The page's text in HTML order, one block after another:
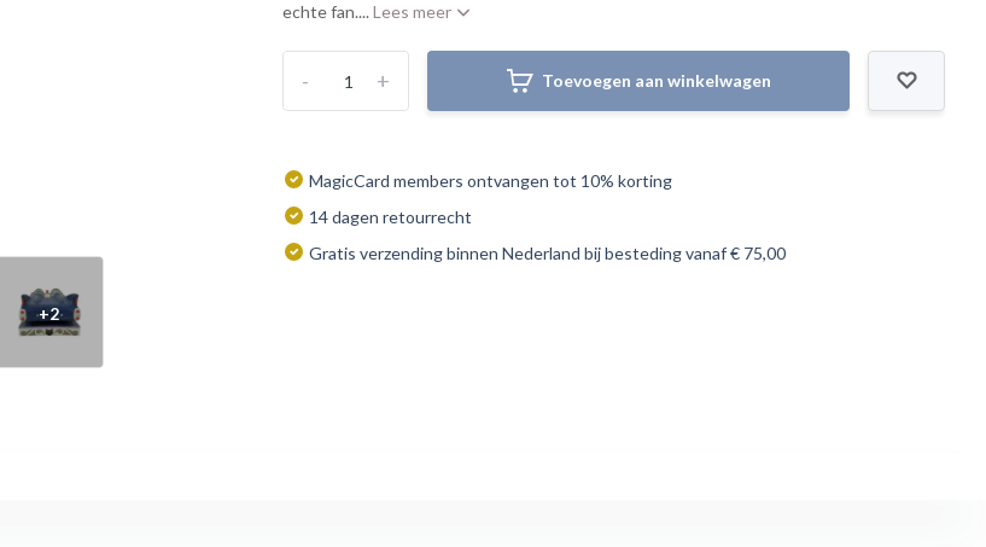
+2
echte fan....Lees meer
+
- Toevoegen aan winkelwagen
MagicCard members ontvangen tot 10% korting
14 dagen retourrecht
Gratis verzending binnen Nederland bij besteding vanaf € 75,00